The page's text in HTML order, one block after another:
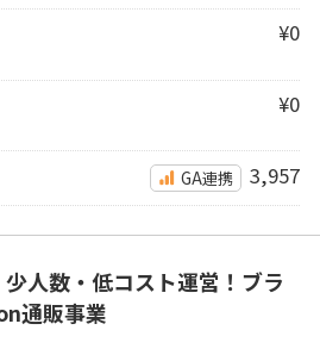
¥0
¥0
GA連携 3,957
人数・低コスト運営！ブラ
通販事業